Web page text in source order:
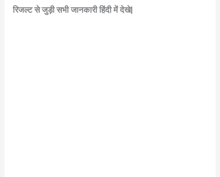
रिजल्ट से जुड़ी सभी जानकारी हिंदी में देखे|